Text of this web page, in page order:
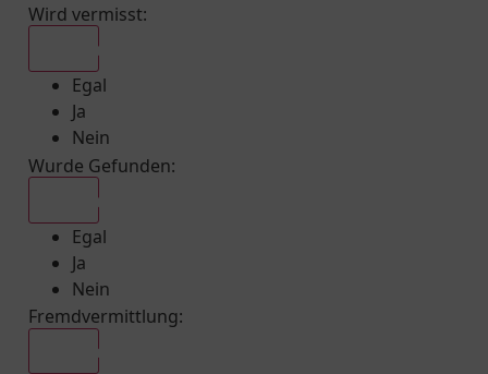
Wird vermisst:
Egal
Ja
Nein
Wurde Gefunden:
Egal
Ja
Nein
Fremdvermittlung: